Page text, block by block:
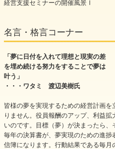
経営支援セミナーの開催風景Ⅰ
名言・格言コーナー
「夢に日付を入れて理想と現実の差
を埋め続ける努力をすることで夢は
叶う」
・・・ワタミ 渡辺美樹氏
皆様の夢を実現するための経営計画
りません。役員報酬のアップ、利益
いのです。目標（夢）が決まったら
毎年の決算書が、夢実現のための進
信簿になります。行動結果である毎